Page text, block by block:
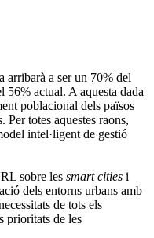
arribarà a ser un 70% del
actual. A aquesta dada
poblacional dels països
Per totes aquestes raons,
intel·ligent de gestió
sobre les smart cities i
dels entorns urbans amb
de tots els
prioritats de les